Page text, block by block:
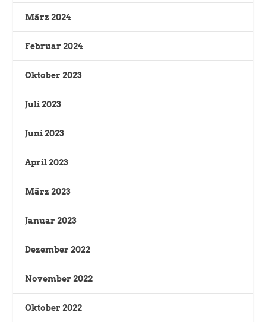
März 2024
Februar 2024
Oktober 2023
Juli 2023
Juni 2023
April 2023
März 2023
Januar 2023
Dezember 2022
November 2022
Oktober 2022